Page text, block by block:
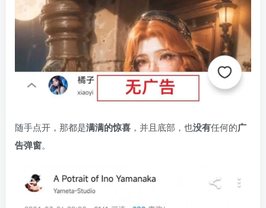
随手点开，那都是满满的惊喜 ，并且底部，也没有任何的广
告弹窗。